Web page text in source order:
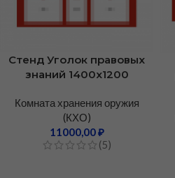
Стенд Уголок правовых
знаний 1400х1200
Комната хранения оружия
(КХО)
11000,00₽
(5)